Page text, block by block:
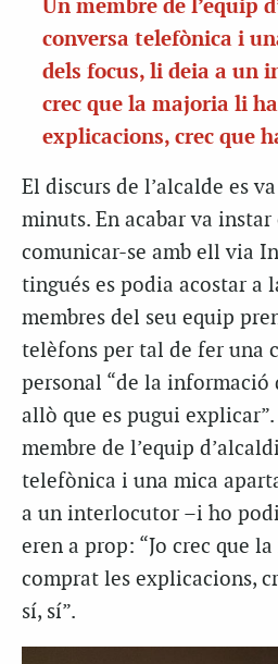
Un membre de l’equip
conversa telefònica i
dels focus, li deia a un
crec que la majoria li
explicacions, crec que
El discurs de l’alcalde es
minuts. En acabar va
comunicar-se amb ell via
tingués es podia acostar a
membres del seu equip
telèfons per tal de fer una
personal “de la informació
allò que es pugui
membre de l’equip
telefònica i una mica
a un interlocutor –i ho
eren a prop: “Jo crec que
comprat les explicacions,
sí, sí”.